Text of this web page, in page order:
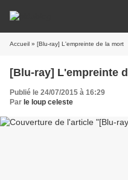
Accueil » [Blu-ray] L'empreinte de la mort
[Blu-ray] L'empreinte
Publié le 24/07/2015 à 16:29
Par le loup celeste